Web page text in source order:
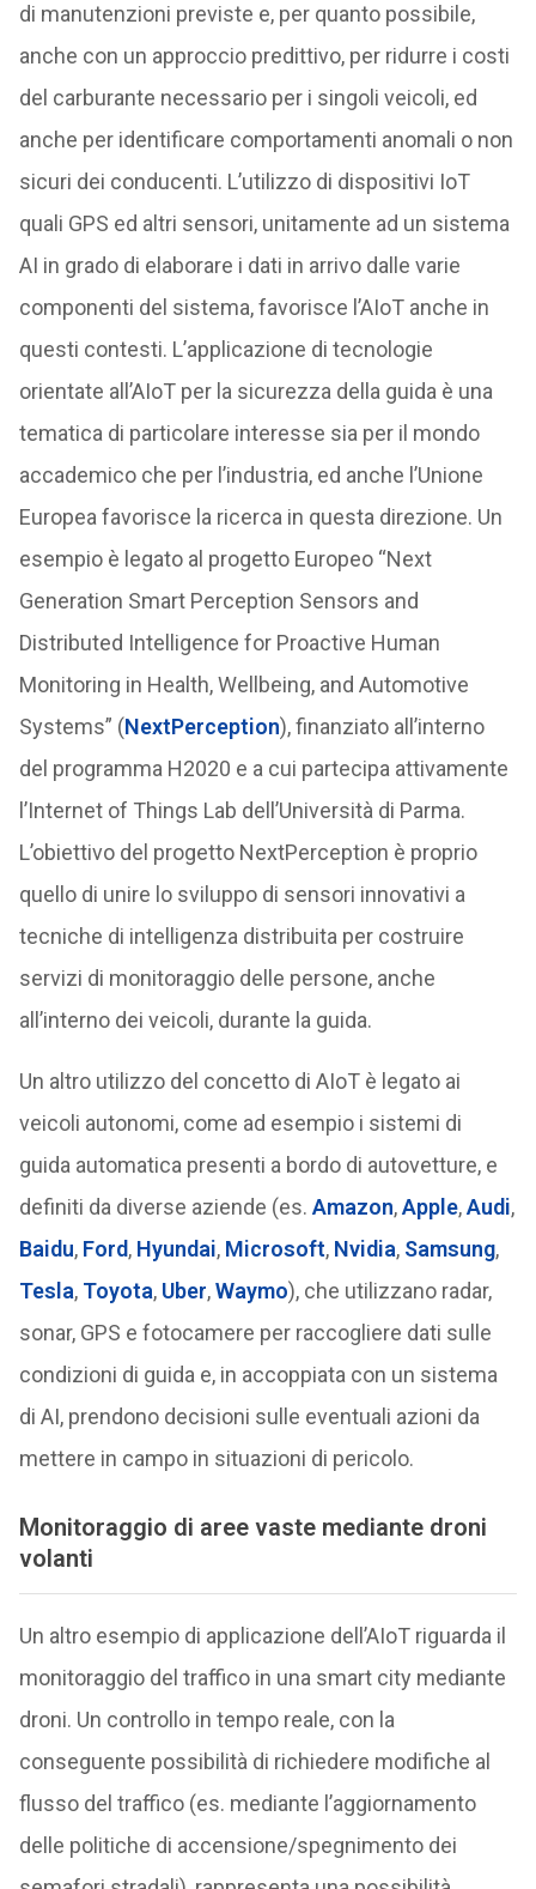
di manutenzioni previste e, per quanto possibile,
anche con un approccio predittivo, per ridurre i costi
del carburante necessario per i singoli veicoli, ed
anche per identificare comportamenti anomali o non
sicuri dei conducenti. L’utilizzo di dispositivi IoT
quali GPS ed altri sensori, unitamente ad un sistema
AI in grado di elaborare i dati in arrivo dalle varie
componenti del sistema, favorisce l’AIoT anche in
questi contesti. L’applicazione di tecnologie
orientate all’AIoT per la sicurezza della guida è una
tematica di particolare interesse sia per il mondo
accademico che per l’industria, ed anche l’Unione
Europea favorisce la ricerca in questa direzione. Un
esempio è legato al progetto Europeo “Next
Generation Smart Perception Sensors and
Distributed Intelligence for Proactive Human
Monitoring in Health, Wellbeing, and Automotive
Systems” (NextPerception), finanziato all’interno
del programma H2020 e a cui partecipa attivamente
l’Internet of Things Lab dell’Università di Parma.
L’obiettivo del progetto NextPerception è proprio
quello di unire lo sviluppo di sensori innovativi a
tecniche di intelligenza distribuita per costruire
servizi di monitoraggio delle persone, anche
all’interno dei veicoli, durante la guida.
Un altro utilizzo del concetto di AIoT è legato ai
veicoli autonomi, come ad esempio i sistemi di
guida automatica presenti a bordo di autovetture, e
definiti da diverse aziende (es. Amazon,Apple,Audi,
Baidu, Ford, Hyundai, Microsoft, Nvidia, Samsung,
Tesla, Toyota, Uber,Waymo), che utilizzano radar,
sonar, GPS e fotocamere per raccogliere dati sulle
condizioni di guida e, in accoppiata con un sistema
di AI, prendono decisioni sulle eventuali azioni da
mettere in campo in situazioni di pericolo.
Monitoraggio di aree vaste mediante droni
volanti
Un altro esempio di applicazione dell’AIoT riguarda il
monitoraggio del traffico in una smart city mediante
droni. Un controllo in tempo reale, con la
conseguente possibilità di richiedere modifiche al
flusso del traffico (es. mediante l’aggiornamento
delle politiche di accensione/spegnimento dei